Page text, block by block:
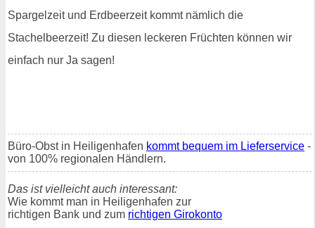
Spargelzeit und Erdbeerzeit kommt nämlich die
Stachelbeerzeit! Zu diesen leckeren Früchten können wir
einfach nur Ja sagen!
Büro-Obst in Heiligenhafen kommt bequem im Lieferservice -
von 100% regionalen Händlern.
Das ist vielleicht auch interessant:
Wie kommt man in Heiligenhafen zur
richtigen Bank und zum richtigen Girokonto